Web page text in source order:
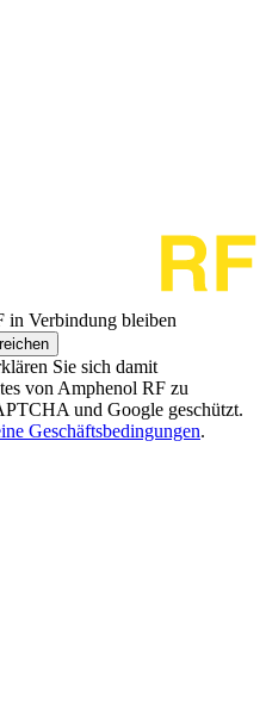
in Verbindung bleiben
Sie sich damit
von Amphenol RF zu
und Google geschützt.
Geschäftsbedingungen.